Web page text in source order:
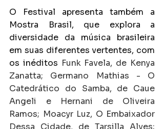
O Festival apresenta também a
Mostra Brasil, que explora a
diversidade da música brasileira
em suas diferentes vertentes, com
os inéditos Funk Favela, de Kenya
Zanatta; Germano Mathias - O
Catedrático do Samba, de Caue
Angeli e Hernani de Oliveira
Ramos; Moacyr Luz, O Embaixador
Dessa Cidade, de Tarsilla Alves;